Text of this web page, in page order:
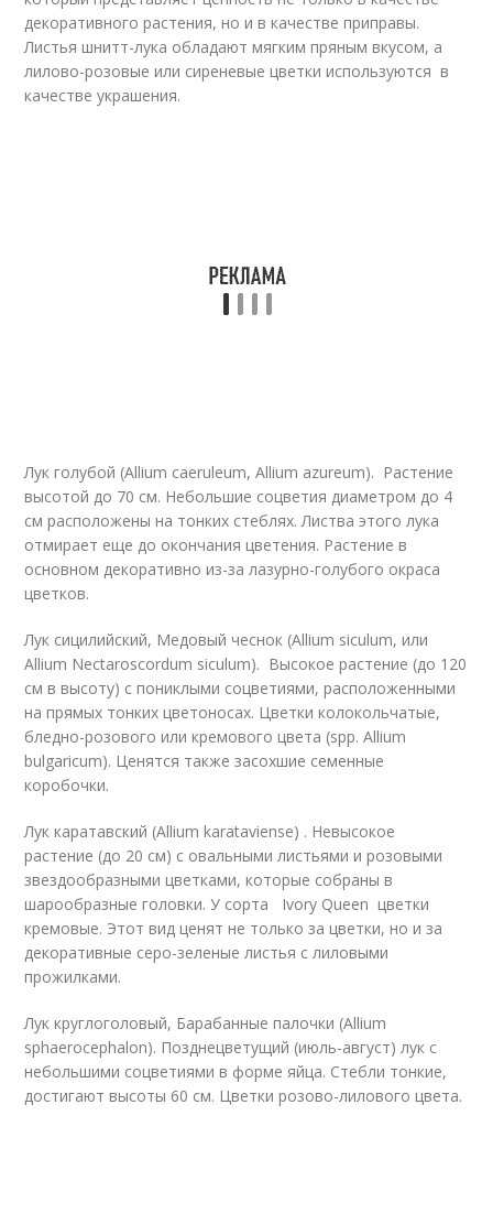
декоративного растения, но и в качестве приправы.
Листья шнитт-лука обладают мягким пряным вкусом, а
лилово-розовые или сиреневые цветки используются в
качестве украшения.
Лук голубой (Allium caeruleum, Allium azureum). Растение
высотой до 70 см. Небольшие соцветия диаметром до 4
см расположены на тонких стеблях. Листва этого лука
отмирает еще до окончания цветения. Растение в
основном декоративно из-за лазурно-голубого окраса
цветков.
Лук сицилийский, Медовый чеснок (Allium siculum, или
Allium Nectaroscordum siculum). Высокое растение (до 120
см в высоту) с пониклыми соцветиями, расположенными
на прямых тонких цветоносах. Цветки колокольчатые,
бледно-розового или кремового цвета (spp. Allium
bulgaricum). Ценятся также засохшие семенные
коробочки.
Лук каратавский (Allium karataviense) . Невысокое
растение (до 20 см) с овальными листьями и розовыми
звездообразными цветками, которые собраны в
шарообразные головки. У сорта Ivory Queen цветки
кремовые. Этот вид ценят не только за цветки, но и за
декоративные серо-зеленые листья с лиловыми
прожилками.
Лук круглоголовый, Барабанные палочки (Allium
sphaerocephalon). Позднецветущий (июль-август) лук с
небольшими соцветиями в форме яйца. Стебли тонкие,
достигают высоты 60 см. Цветки розово-лилового цвета.